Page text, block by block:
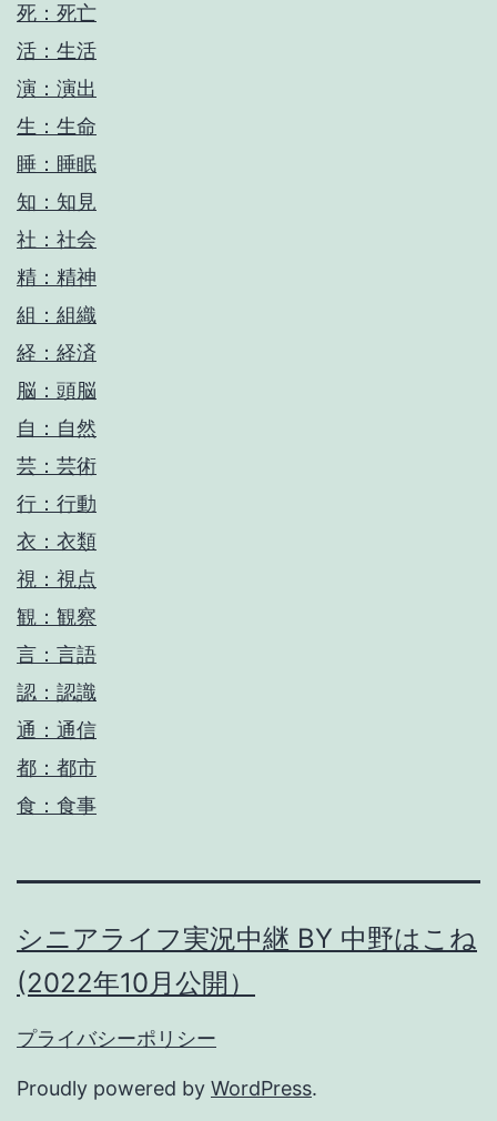
死：死亡
活：生活
演：演出
生：生命
睡：睡眠
知：知見
社：社会
精：精神
組：組織
経：経済
脳：頭脳
自：自然
芸：芸術
行：行動
衣：衣類
視：視点
観：観察
言：言語
認：認識
通：通信
都：都市
食：食事
シニアライフ実況中継 BY 中野はこね
(2022年10月公開）
プライバシーポリシー
Proudly powered by WordPress.